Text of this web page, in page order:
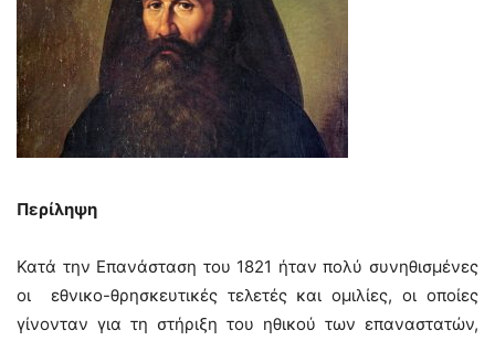
Περίληψη
Κατά την Επανάσταση του 1821 ήταν πολύ συνηθισμένες
οι εθνικο-θρησκευτικές τελετές και ομιλίες, οι οποίες
γίνονταν για τη στήριξη του ηθικού των επαναστατών,